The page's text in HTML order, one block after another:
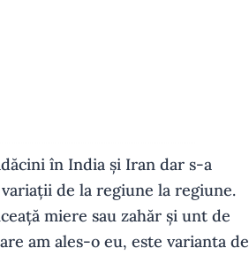
în India și Iran dar s-a
de la regiune la regiune.
miere sau zahăr și unt de
am ales-o eu, este varianta de